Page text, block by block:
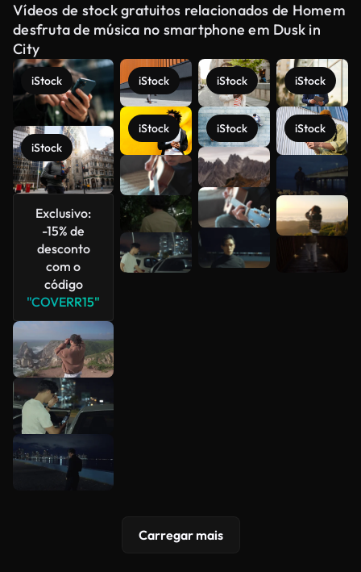
Vídeos de stock gratuitos relacionados de Homem
desfruta de música no smartphone em Dusk in
City
iStock
iStock
Exclusivo:
-15% de
desconto
com o
código
"COVERR15"
iStock
iStock
iStock
iStock
iStock
iStock
Veja mais
Carregar mais